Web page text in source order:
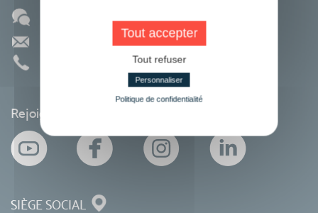
Rejoignez-nous sur les réseaux sociaux
SIÈGE SOCIAL
Tout accepter
Tout refuser
Personnaliser
Politique de confidentialité